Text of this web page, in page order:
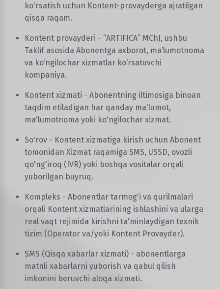
ko'rsatish uchun Kontent-provayderga ajratilgan
qisqa raqam.
Kontent provayderi - “ARTIFICA” MChJ, ushbu
Taklif asosida Abonentga axborot, ma’lumotnoma
va ko‘ngilochar xizmatlar ko‘rsatuvchi
kompaniya.
Kontent xizmati - Abonentning iltimosiga binoan
taqdim etiladigan har qanday ma'lumot,
ma'lumotnoma yoki ko'ngilochar xizmat.
So'rov - Kontent xizmatiga kirish uchun Abonent
tomonidan Xizmat raqamiga SMS, USSD, ovozli
qo'ng'iroq (IVR) yoki boshqa vositalar orqali
yuborilgan buyruq.
Kompleks - Abonentlar tarmog'i va qurilmalari
orqali Kontent xizmatlarining ishlashini va ularga
real vaqt rejimida kirishni ta'minlaydigan texnik
tizim (Operator va/yoki Kontent Provayder).
SMS (Qisqa xabarlar xizmati) - abonentlarga
matnli xabarlarni yuborish va qabul qilish
imkonini beruvchi aloqa xizmati.